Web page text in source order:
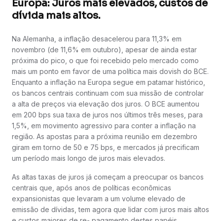
Europa: Juros mais elevados, custos de
dívida mais altos.
Na Alemanha, a inflação desacelerou para 11,3% em
novembro (de 11,6% em outubro), apesar de ainda estar
próxima do pico, o que foi recebido pelo mercado como
mais um ponto em favor de uma política mais dovish do BCE.
Enquanto a inflação na Europa segue em patamar histórico,
os bancos centrais continuam com sua missão de controlar
a alta de preços via elevação dos juros. O BCE aumentou
em 200 bps sua taxa de juros nos últimos três meses, para
1,5%, em movimento agressivo para conter a inflação na
região. As apostas para a próxima reunião em dezembro
giram em torno de 50 e 75 bps, e mercados já precificam
um período mais longo de juros mais elevados.
As altas taxas de juros já começam a preocupar os bancos
centrais que, após anos de políticas econômicas
expansionistas que levaram a um volume elevado de
emissão de dívidas, tem agora que lidar com juros mais altos